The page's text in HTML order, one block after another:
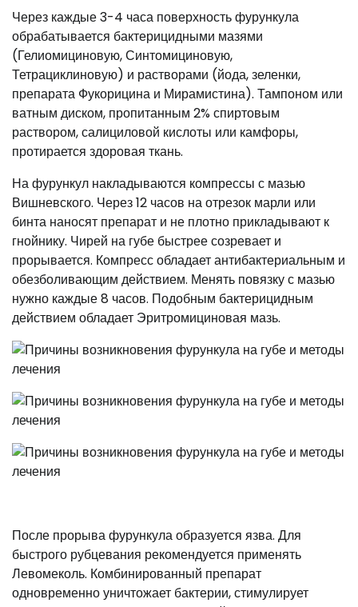
Через каждые 3-4 часа поверхность фурункула
обрабатывается бактерицидными мазями
(Гелиомициновую, Синтомициновую,
Тетрациклиновую) и растворами (йода, зеленки,
препарата Фукорицина и Мирамистина). Тампоном или
ватным диском, пропитанным 2% спиртовым
раствором, салициловой кислоты или камфоры,
протирается здоровая ткань.
На фурункул накладываются компрессы с мазью
Вишневского. Через 12 часов на отрезок марли или
бинта наносят препарат и не плотно прикладывают к
гнойнику. Чирей на губе быстрее созревает и
прорывается. Компресс обладает антибактериальным и
обезболивающим действием. Менять повязку с мазью
нужно каждые 8 часов. Подобным бактерицидным
действием обладает Эритромициновая мазь.
После прорыва фурункула образуется язва. Для
быстрого рубцевания рекомендуется применять
Левомеколь. Комбинированный препарат
одновременно уничтожает бактерии, стимулирует